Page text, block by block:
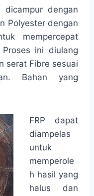
dicampur dengan
Polyester dengan
mempercepat
Proses ini diulang
serat Fibre sesuai
Bahan yang
FRP dapat
diampelas
untuk
memperole
h hasil yang
halus dan